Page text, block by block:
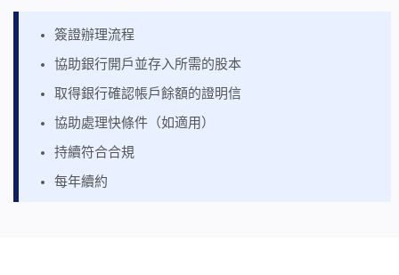
簽證辦理流程
協助銀行開戶並存入所需的股本
取得銀行確認帳戶餘額的證明信
協助處理快條件（如適用）
持續符合合規
每年續約